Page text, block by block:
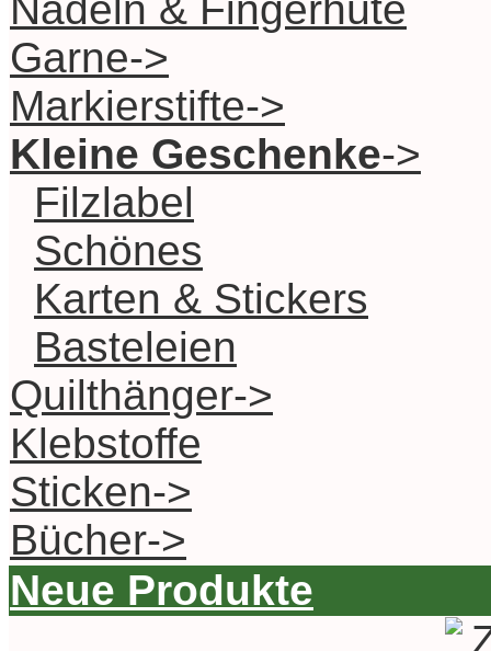
Garne->
Markierstifte->
Kleine Geschenke->
Filzlabel
Schönes
Karten & Stickers
Basteleien
Quilthänger->
Klebstoffe
Sticken->
Bücher->
Neue Produkte